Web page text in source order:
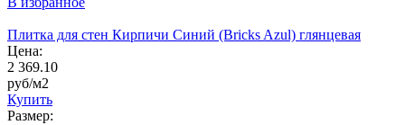
Плитка для стен Кирпичи Синий (Bricks Azul) глянцевая
Цена:
2 369.10
руб/м2
Купить
Размер: